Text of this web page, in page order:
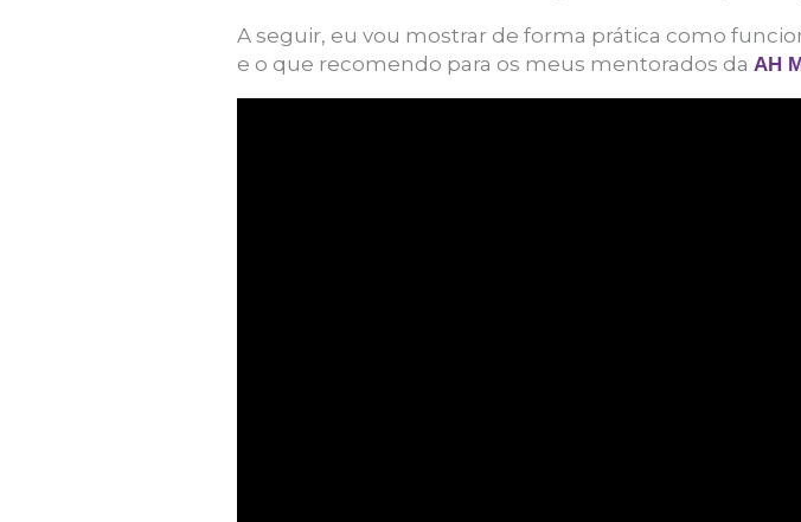
A seguir, eu vou mostrar de forma prática como
e o que recomendo para os meus mentorados da AH